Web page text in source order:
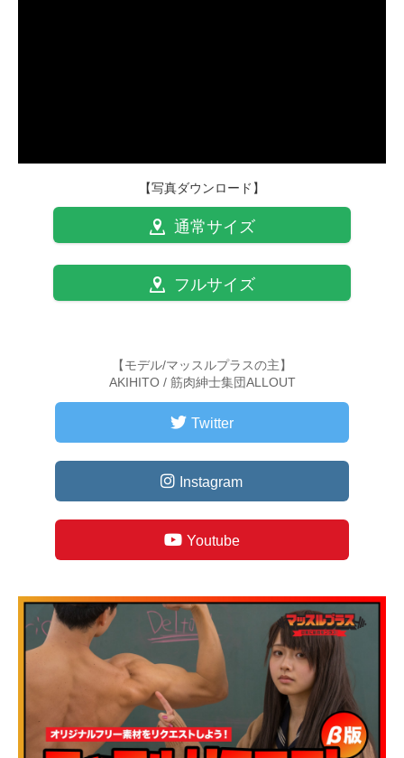
【写真ダウンロード】
通常サイズ
フルサイズ
【モデル/マッスルプラスの主】
AKIHITO / 筋肉紳士集団ALLOUT
Twitter
Instagram
Youtube